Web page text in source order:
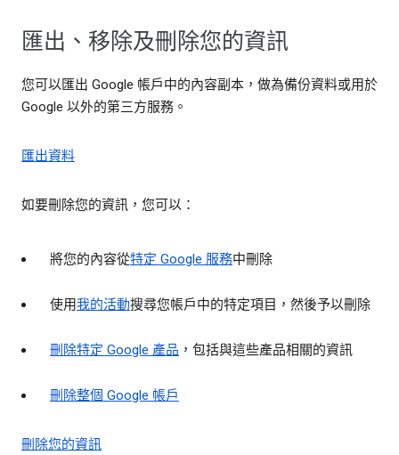
匯出、移除及刪除您的資訊
您可以匯出 Google 帳戶中的內容副本，做為備份資料或用於
Google 以外的第三方服務。
匯出資料
如要刪除您的資訊，您可以：
將您的內容從特定 Google 服務中刪除
使用我的活動搜尋您帳戶中的特定項目，然後予以刪除
刪除特定 Google 產品 ，包括與這些產品相關的資訊
刪除整個 Google 帳戶
刪除您的資訊